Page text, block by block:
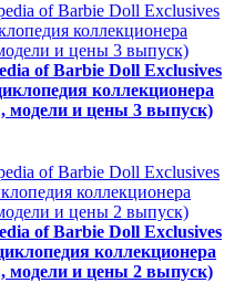
of Barbie Doll Exclusives
коллекционера
модели и цены 3 выпуск)
of Barbie Doll Exclusives
коллекционера
модели и цены 2 выпуск)